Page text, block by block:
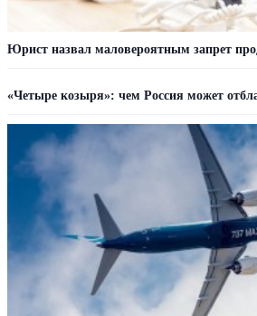
Юрист назвал маловероятным запрет
«Четыре козыря»: чем Россия может